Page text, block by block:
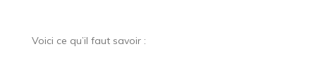
Voici ce qu’il faut savoir :